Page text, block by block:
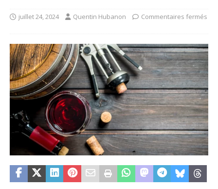
juillet 24, 2024 Quentin Hubanon Commentaires fermés